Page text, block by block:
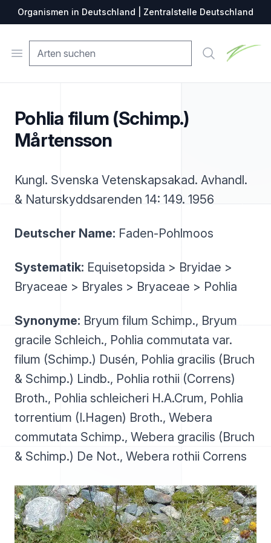
Organismen in Deutschland | Zentralstelle Deutschland
Open menu Suche
Pohlia filum (Schimp.)
Mårtensson
Kungl. Svenska Vetenskapsakad. Avhandl.
& Naturskyddsarenden 14: 149. 1956
Deutscher Name: Faden-Pohlmoos
Systematik: Equisetopsida > Bryidae >
Bryaceae > Bryales > Bryaceae > Pohlia
Synonyme: Bryum filum Schimp., Bryum
gracile Schleich., Pohlia commutata var.
filum (Schimp.) Dusén, Pohlia gracilis (Bruch
& Schimp.) Lindb., Pohlia rothii (Correns)
Broth., Pohlia schleicheri H.A.Crum, Pohlia
torrentium (I.Hagen) Broth., Webera
commutata Schimp., Webera gracilis (Bruch
& Schimp.) De Not., Webera rothii Correns